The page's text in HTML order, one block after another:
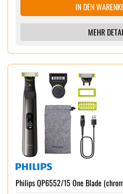
IN DEN
MEHR
Philips QP6552/15 One Blade